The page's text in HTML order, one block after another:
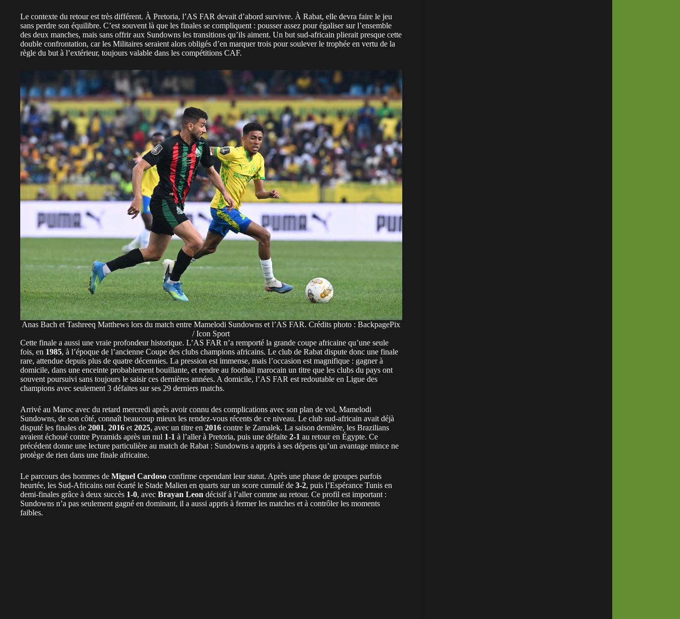
Le contexte du retour est très différent. À Pretoria, l’AS FAR devait d’abord survivre. À Rabat, elle devra faire le jeu
sans perdre son équilibre. C’est souvent là que les finales se compliquent : pousser assez pour égaliser sur l’ensemble
des deux manches, mais sans offrir aux Sundowns les transitions qu’ils aiment. Un but sud-africain plierait presque cette
double confrontation, car les Militaires seraient alors obligés d’en marquer trois pour soulever le trophée en vertu de la
règle du but à l’extérieur, toujours valable dans les compétitions CAF.
Anas Bach et Tashreeq Matthews lors du match entre Mamelodi Sundowns et l’AS FAR. Crédits photo : BackpagePix
/ Icon Sport
Cette finale a aussi une vraie profondeur historique. L’AS FAR n’a remporté la grande coupe africaine qu’une seule
fois, en 1985, à l’époque de l’ancienne Coupe des clubs champions africains. Le club de Rabat dispute donc une finale
rare, attendue depuis plus de quatre décennies. La pression est immense, mais l’occasion est magnifique : gagner à
domicile, dans une enceinte probablement bouillante, et rendre au football marocain un titre que les clubs du pays ont
souvent poursuivi sans toujours le saisir ces dernières années. A domicile, l’AS FAR est redoutable en Ligue des
champions avec seulement 3 défaites sur ses 29 derniers matchs.
Arrivé au Maroc avec du retard mercredi après avoir connu des complications avec son plan de vol, Mamelodi
Sundowns, de son côté, connaît beaucoup mieux les rendez-vous récents de ce niveau. Le club sud-africain avait déjà
disputé les finales de 2001, 2016 et 2025, avec un titre en 2016 contre le Zamalek. La saison dernière, les Brazilians
avaient échoué contre Pyramids après un nul 1-1 à l’aller à Pretoria, puis une défaite 2-1 au retour en Égypte. Ce
précédent donne une lecture particulière au match de Rabat : Sundowns a appris à ses dépens qu’un avantage mince ne
protège de rien dans une finale africaine.
Le parcours des hommes de Miguel Cardoso confirme cependant leur statut. Après une phase de groupes parfois
heurtée, les Sud-Africains ont écarté le Stade Malien en quarts sur un score cumulé de 3-2, puis l’Espérance Tunis en
demi-finales grâce à deux succès 1-0, avec Brayan Leon décisif à l’aller comme au retour. Ce profil est important :
Sundowns n’a pas seulement gagné en dominant, il a aussi appris à fermer les matches et à contrôler les moments
faibles.